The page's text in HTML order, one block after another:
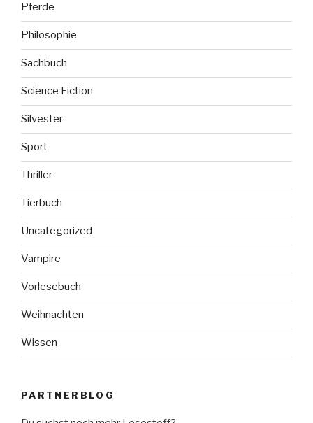
Pferde
Philosophie
Sachbuch
Science Fiction
Silvester
Sport
Thriller
Tierbuch
Uncategorized
Vampire
Vorlesebuch
Weihnachten
Wissen
PARTNERBLOG